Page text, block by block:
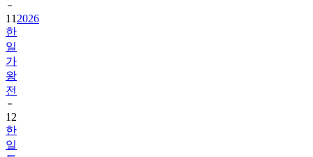
11 2026
한
일
가
왕
전
12
한
일